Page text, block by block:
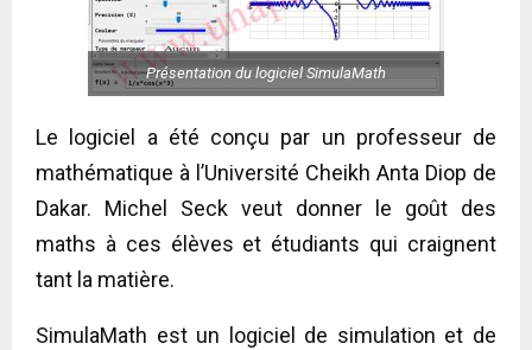
Présentation du logiciel SimulaMath
Le logiciel a été conçu par un professeur de
mathématique à l’Université Cheikh Anta Diop de
Dakar. Michel Seck veut donner le goût des
maths à ces élèves et étudiants qui craignent
tant la matière.
SimulaMath est un logiciel de simulation et de